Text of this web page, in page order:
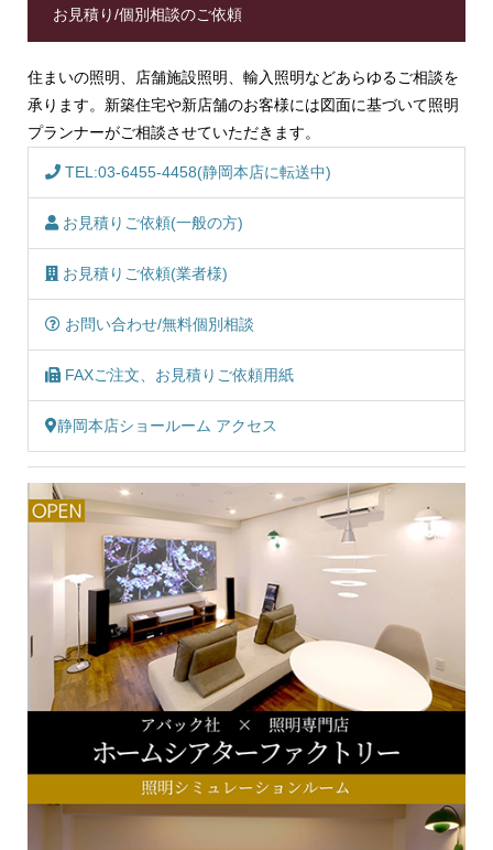
お見積り/個別相談のご依頼
住まいの照明、店舗施設照明、輸入照明などあらゆるご相談を
承ります。新築住宅や新店舗のお客様には図面に基づいて照明
プランナーがご相談させていただきます。
TEL:03-6455-4458(静岡本店に転送中)
お見積りご依頼(一般の方)
お見積りご依頼(業者様)
お問い合わせ/無料個別相談
FAXご注文、お見積りご依頼用紙
静岡本店ショールーム アクセス